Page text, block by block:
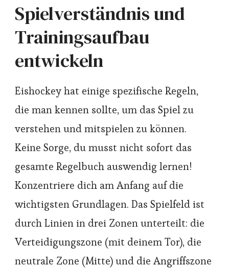
Spielverständnis und
Trainingsaufbau
entwickeln
Eishockey hat einige spezifische Regeln,
die man kennen sollte, um das Spiel zu
verstehen und mitspielen zu können.
Keine Sorge, du musst nicht sofort das
gesamte Regelbuch auswendig lernen!
Konzentriere dich am Anfang auf die
wichtigsten Grundlagen. Das Spielfeld ist
durch Linien in drei Zonen unterteilt: die
Verteidigungszone (mit deinem Tor), die
neutrale Zone (Mitte) und die Angriffszone